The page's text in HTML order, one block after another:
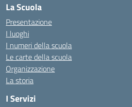
La Scuola
Presentazione
I luoghi
I numeri della scuola
Le carte della scuola
Organizzazione
La storia
I Servizi